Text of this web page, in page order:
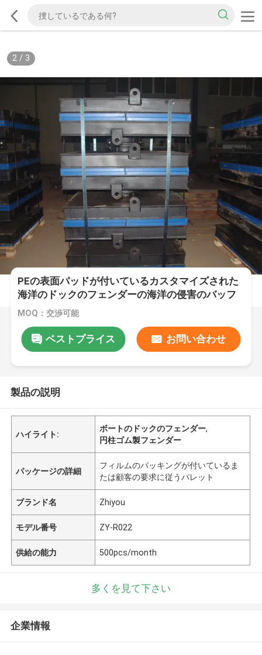
2/ 3
PEの表面パッドが付いているカスタマイズされた
海洋のドックのフェンダーの海洋の侵害のバッフ
ル
MOQ：交渉可能
ベストプライス お問い合わせ
製品の説明
ハイライト:
ボートのドックのフェンダー,
円柱ゴム製フェンダー
パッケージの詳細
フィルムのパッキングが付いているま
たは顧客の要求に従うパレット
ブランド名 Zhiyou
モデル番号 ZY-R022
供給の能力 500pcs/month
多くを見て下さい
企業情報